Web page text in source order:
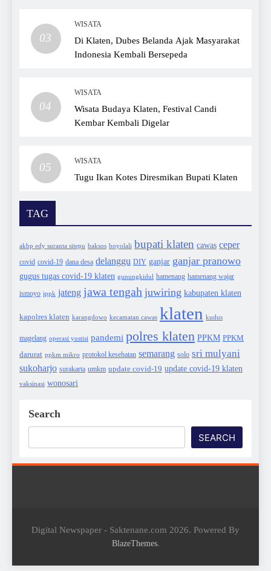
03
WISATA
Di Klaten, Dubes Belanda Ajak Masyarakat
Indonesia Kembali Bersepeda
04
WISATA
Wisata Budaya Klaten, Festival Candi
Kembar Kembali Digelar
05
WISATA
Tugu Ikan Kotes Diresmikan Bupati Klaten
TAG
akbp edy suranta sitepu baksos boyolali bupati klaten cawas ceper
covid covid-19 dana desa delanggu DIY ganjar ganjar pranowo
gugus tugas covid-19 klaten gunungkidul hamenang hamenang wajar
ismoyo ippk jateng jawa tengah juwiring kabupaten klaten
kapolres klaten karangdowo kecamatan cawas klaten kudus
magelang operasi yustisi pandemi polres klaten PPKM PPKM
darurat ppkm mikro protokol kesehatan semarang solo sri mulyani
sukoharjo surakarta umkm update covid-19 update covid-19 klaten
vaksinasi wonosari
Search
SEARCH
Digital Newspaper - Saktenane.com 2026. Powered By
BlazeThemes.